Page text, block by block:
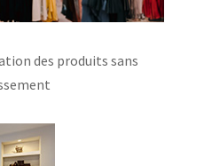
des produits sans